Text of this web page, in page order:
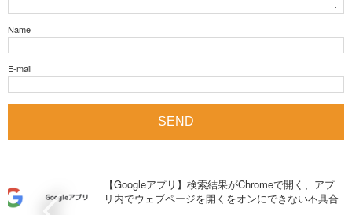
Name
E-mail
【Googleアプリ】検索結果がChromeで開く、アプ
リ内でウェブページを開くをオンにできない不具合